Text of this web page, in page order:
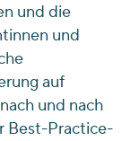
und die
und
auf
und nach
Best-Practice-